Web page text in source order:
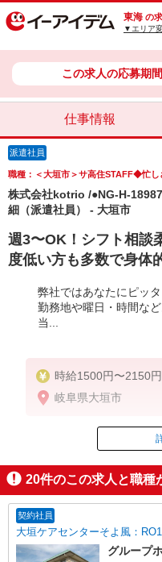
東海 の
▼エリア
この求人の応募期
仕事情報
派遣社員
職種：＜大垣市＞サ高住STAFF◆忙
株式会社kotrio /●NG-H-
細（派遣社員） - 大垣市
週3〜OK！シフト相談
度低い方も多数で身体
弊社ではあなたにピッ
勤務地や曜日・時間な
当...
時給1500円〜2150
全支給(ガソリン代含
岐阜県大垣市
掲
20件のこの求人と職種
契約社員
大垣ケアセンターそよ風：
グループ